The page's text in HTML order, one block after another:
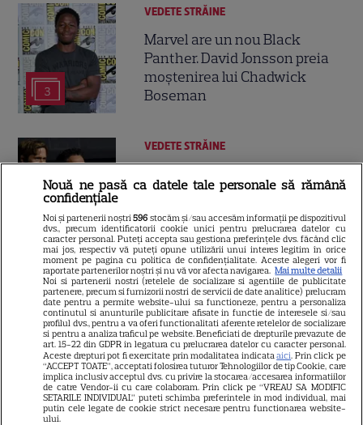
3
VEDETE STRĂINE
Marvel are un nou Black
Panther. David Jonsson preia
moștenirea lui Chadwick
Boseman
7
VEDETE STRĂINE
Rider din Universul Marvel.
Anunțul făcut la Comic-Con i-
a entuziasmat pe fani
DISNEY PLUS
„Diavolul se îmbracă de la
Prada 2” s-a lansat pe Disney+.
Meryl Streep și Anne
Hathaway revin la revista
Runway
Nouă ne pasă ca datele tale personale să rămână
confidențiale
Noi și partenerii noștri596 stocăm și/sau accesăm informații pe dispozitivul
dvs., precum identificatorii cookie unici pentru prelucrarea datelor cu
caracter personal. Puteți accepta sau gestiona preferințele dvs. făcând clic
mai jos, respectiv vă puteți opune utilizării unui interes legitim în orice
moment pe pagina cu politica de confidențialitate. Aceste alegeri vor fi
raportate partenerilor noștri și nu vă vor afecta navigarea. Mai multe detalii
Noi si partenerii nostri (retelele de socializare si agentiile de publicitate
partenere, precum si furnizorii nostri de servicii de date analitice) prelucram
date pentru a permite website-ului sa functioneze, pentru a personaliza
continutul si anunturile publicitare afisate in functie de interesele si/sau
profilul dvs., pentru a va oferi functionalitati aferente retelelor de socializare
si pentru a analiza traficul pe website. Beneficiati de drepturile prevazute de
art. 15-22 din GDPR in legatura cu prelucrarea datelor cu caracter personal.
Aceste drepturi pot fi exercitate prin modalitatea indicataaici. Prin click pe
“ACCEPT TOATE”, acceptati folosirea tuturor Tehnologiilor de tip Cookie, care
implica inclusiv acceptul dvs. cu privire la stocarea/accesarea informatiilor
de catre Vendor-ii cu care colaboram. Prin click pe “VREAU SA MODIFIC
SETARILE INDIVIDUAL” puteti schimba preferintele in mod individual, mai
putin cele legate de cookie strict necesare pentru functionarea website-
ului.